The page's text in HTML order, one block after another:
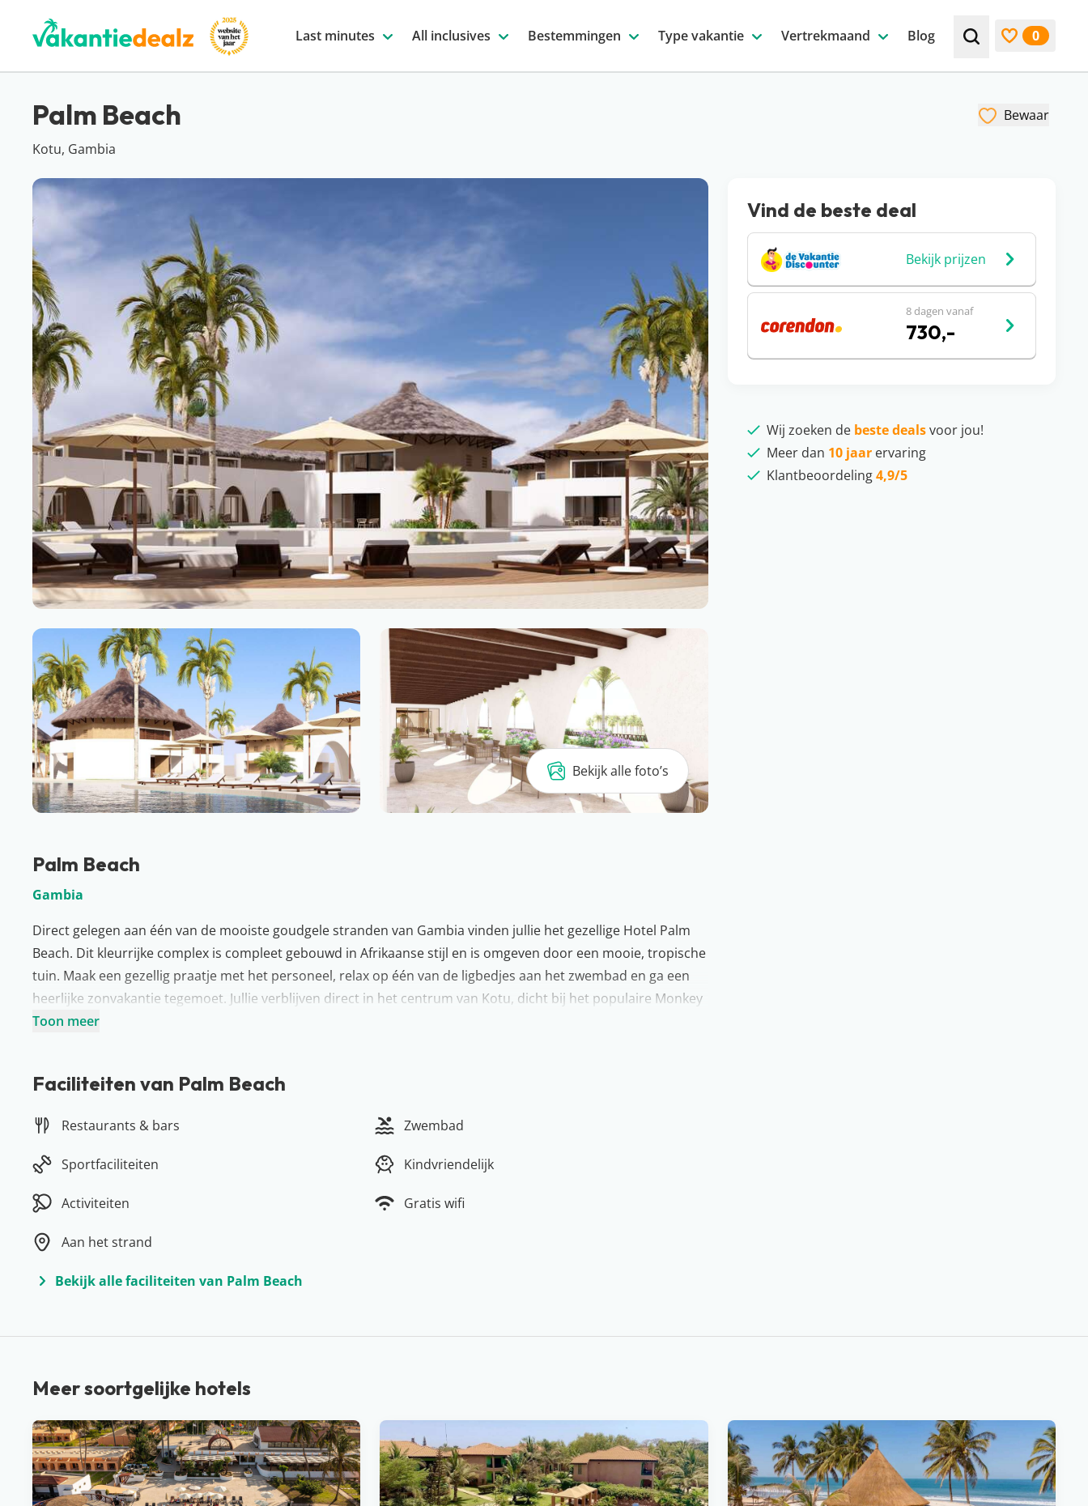
Last minutes All inclusives Bestemmingen Type vakantie Vertrekmaand Blog Zoek bijv. een
0
Palm Beach
Kotu, Gambia
Bewaar
Bekijk alle foto’s
Palm Beach
Gambia
Direct gelegen aan één van de mooiste goudgele stranden van Gambia vinden jullie het gezellige Hotel Palm
Beach. Dit kleurrijke complex is compleet gebouwd in Afrikaanse stijl en is omgeven door een mooie, tropische
tuin. Maak een gezellig praatje met het personeel, relax op één van de ligbedjes aan het zwembad en ga een
heerlijke zonvakantie tegemoet. Jullie verblijven direct in het centrum van Kotu, dicht bij het populaire Monkey
Park en Kololi. Het complex beschikt over zowel een à-la-carterestaurant als een BBQ restaurant. Proef de
Toon meer
Faciliteiten van Palm Beach
Restaurants & bars Zwembad
Sportfaciliteiten Kindvriendelijk
Activiteiten Gratis wifi
Aan het strand
Bekijk alle faciliteiten van Palm Beach
Vind de beste deal
Bekijk prijzen
8 dagen vanaf
730,-
Wij zoeken de beste dealsvoor jou!
Meer dan 10 jaarervaring
Klantbeoordeling4,9/5
Meer soortgelijke hotels